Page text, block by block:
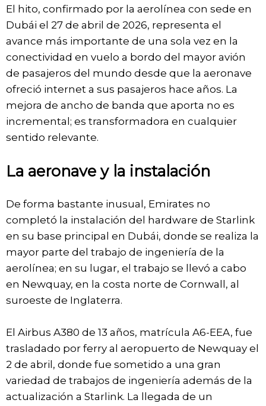
El hito, confirmado por la aerolínea con sede en
Dubái el 27 de abril de 2026, representa el
avance más importante de una sola vez en la
conectividad en vuelo a bordo del mayor avión
de pasajeros del mundo desde que la aeronave
ofreció internet a sus pasajeros hace años. La
mejora de ancho de banda que aporta no es
incremental; es transformadora en cualquier
sentido relevante.
La aeronave y la instalación
De forma bastante inusual, Emirates no
completó la instalación del hardware de Starlink
en su base principal en Dubái, donde se realiza la
mayor parte del trabajo de ingeniería de la
aerolínea; en su lugar, el trabajo se llevó a cabo
en Newquay, en la costa norte de Cornwall, al
suroeste de Inglaterra.
El Airbus A380 de 13 años, matrícula A6-EEA, fue
trasladado por ferry al aeropuerto de Newquay el
2 de abril, donde fue sometido a una gran
variedad de trabajos de ingeniería además de la
actualización a Starlink. La llegada de un